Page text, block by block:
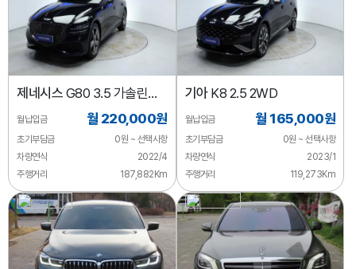
제네시스 G80 3.5 가솔린
터보 AWD
월납입금 월 220,000원
초기부담금
0원 ~ 선택사항
차량연식
2022/4
주행거리
187,882Km
기아K8 2.5 2WD
월납입금 월 165,000원
초기부담금
0원 ~ 선택사항
차량연식
2023/1
주행거리
119,273Km